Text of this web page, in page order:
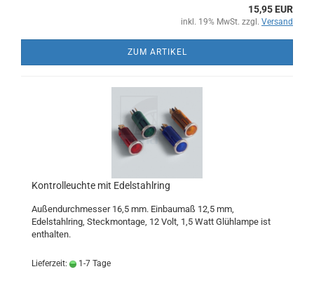
15,95 EUR
inkl. 19% MwSt. zzgl. Versand
ZUM ARTIKEL
Kontrolleuchte mit Edelstahlring
Außendurchmesser 16,5 mm. Einbaumaß 12,5 mm,
Edelstahlring, Steckmontage, 12 Volt, 1,5 Watt Glühlampe ist
enthalten.
Lieferzeit: 1-7 Tage